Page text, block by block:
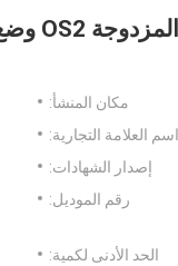
مكان المنشأ:
اسم العلامة التجارية:
إصدار الشهادات:
رقم الموديل:
الحد الأدنى لكمية: